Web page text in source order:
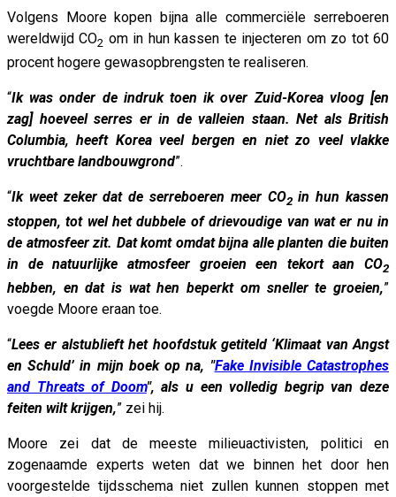
Volgens Moore kopen bijna alle commerciële serreboeren
wereldwijd CO2 om in hun kassen te injecteren om zo tot 60
procent hogere gewasopbrengsten te realiseren.
“Ik was onder de indruk toen ik over Zuid-Korea vloog [en
zag] hoeveel serres er in de valleien staan. Net als British
Columbia, heeft Korea veel bergen en niet zo veel vlakke
vruchtbare landbouwgrond”.
“Ik weet zeker dat de serreboeren meer CO2in hun kassen
stoppen, tot wel het dubbele of drievoudige van wat er nu in
de atmosfeer zit. Dat komt omdat bijna alle planten die buiten
in de natuurlijke atmosfeer groeien een tekort aan CO2
hebben, en dat is wat hen beperkt om sneller te groeien,”
voegde Moore eraan toe.
“Lees er alstublieft het hoofdstuk getiteld ‘Klimaat van Angst
en Schuld’ in mijn boek op na, "Fake Invisible Catastrophes
and Threats of Doom", als u een volledig begrip van deze
feiten wilt krijgen,” zei hij.
Moore zei dat de meeste milieuactivisten, politici en
zogenaamde experts weten dat we binnen het door hen
voorgestelde tijdsschema niet zullen kunnen stoppen met